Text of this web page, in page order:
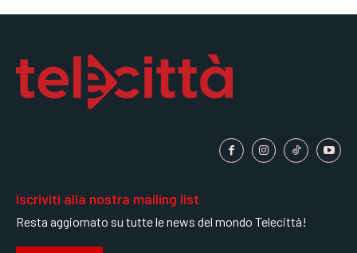
Iscriviti alla nostra mailing list
Resta aggiornato su tutte le news del mondo Telecittà!